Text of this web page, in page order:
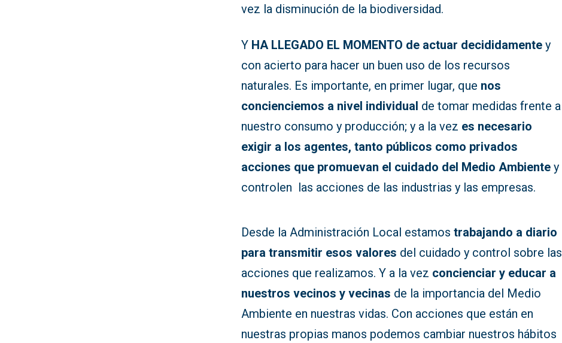
vez la disminución de la biodiversidad.
Y HA LLEGADO EL MOMENTO de actuar decididamentey
con acierto para hacer un buen uso de los recursos
naturales. Es importante, en primer lugar, que nos
concienciemos a nivel individual de tomar medidas frente a
nuestro consumo y producción; y a la vez es necesario
exigir a los agentes, tanto públicos como privados
acciones que promuevan el cuidado del Medio Ambiente y
controlen las acciones de las industrias y las empresas.
Desde la Administración Local estamostrabajando a diario
para transmitir esos valores del cuidado y control sobre las
acciones que realizamos. Y a la vez concienciar y educar a
nuestros vecinos y vecinas de la importancia del Medio
Ambiente en nuestras vidas. Con acciones que están en
nuestras propias manos podemos cambiar nuestros hábitos